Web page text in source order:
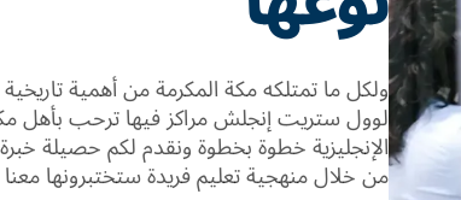
ولكل ما تمتلكه مكة المكرمة من أهمية
لوول ستريت إنجلش مراكز فيها ترحب بأهل
من خلال منهجية تعليم فريدة ستختبرونها